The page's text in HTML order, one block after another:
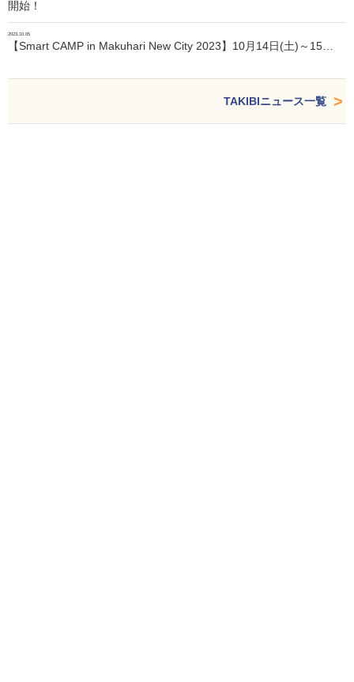
開始！
2023.10.05
【Smart CAMP in Makuhari New City 2023】10月14日(土)～15…
TAKIBIニュース一覧